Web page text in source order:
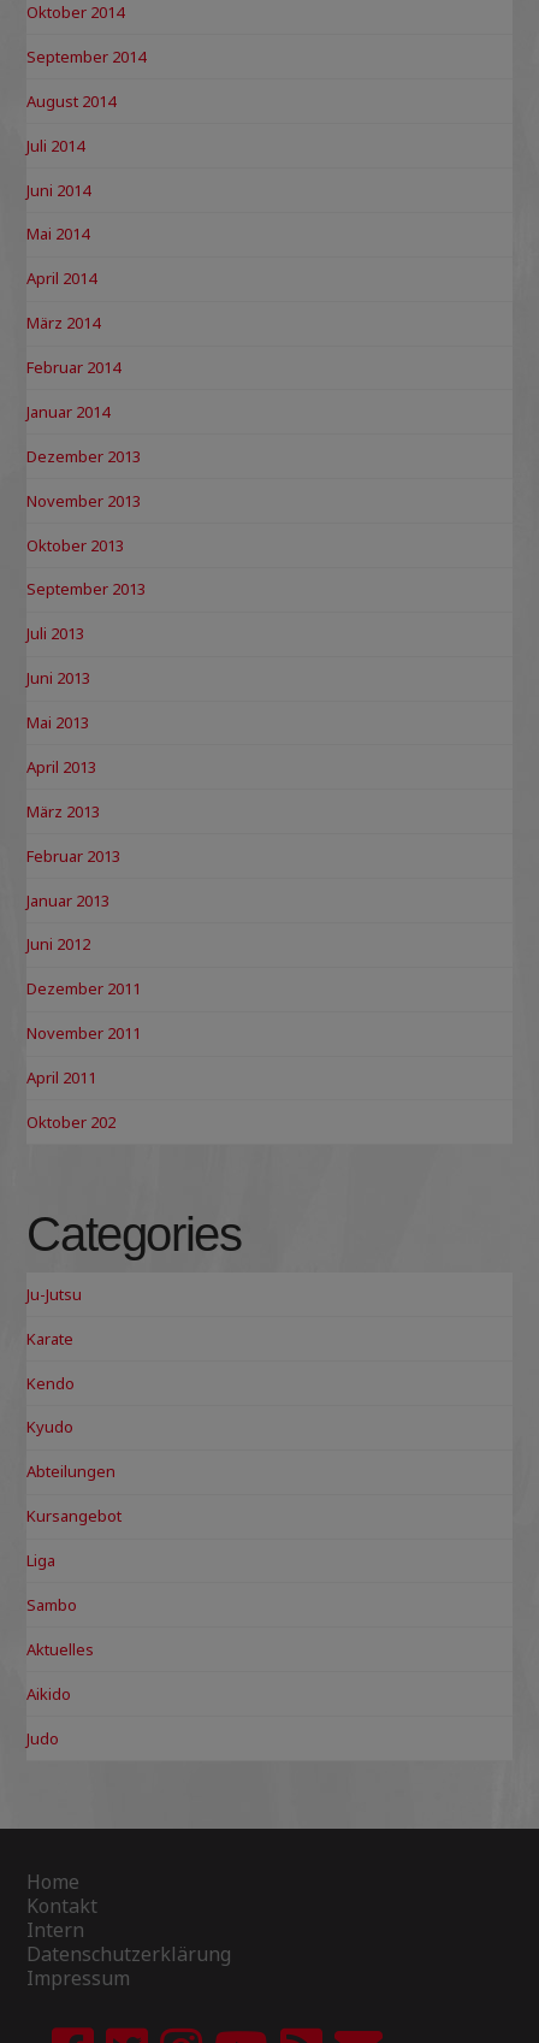
Oktober 2014
September 2014
August 2014
Juli 2014
Juni 2014
Mai 2014
April 2014
März 2014
Februar 2014
Januar 2014
Dezember 2013
November 2013
Oktober 2013
September 2013
Juli 2013
Juni 2013
Mai 2013
April 2013
März 2013
Februar 2013
Januar 2013
Juni 2012
Dezember 2011
November 2011
April 2011
Oktober 202
Categories
Ju-Jutsu
Karate
Kendo
Kyudo
Abteilungen
Kursangebot
Liga
Sambo
Aktuelles
Aikido
Judo
Home
Kontakt
Intern
Datenschutzerklärung
Impressum